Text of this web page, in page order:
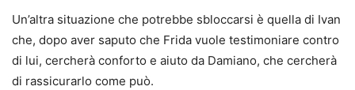
Un’altra situazione che potrebbe sbloccarsi è quella di Ivan
che, dopo aver saputo che Frida vuole testimoniare contro
di lui, cercherà conforto e aiuto da Damiano, che cercherà
di rassicurarlo come può.